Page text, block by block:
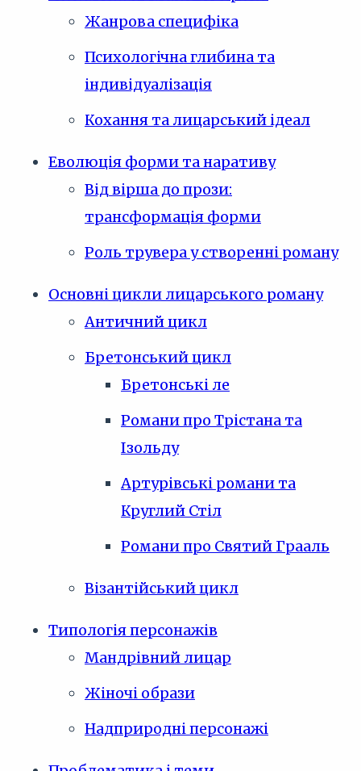
Жанрова специфіка
Психологічна глибина та
індивідуалізація
Кохання та лицарський ідеал
Еволюція форми та наративу
Від вірша до прози:
трансформація форми
Роль трувера у створенні роману
Основні цикли лицарського роману
Античний цикл
Бретонський цикл
Бретонські ле
Романи про Трістана та
Ізольду
Артурівські романи та
Круглий Стіл
Романи про Святий Грааль
Візантійський цикл
Типологія персонажів
Мандрівний лицар
Жіночі образи
Надприродні персонажі